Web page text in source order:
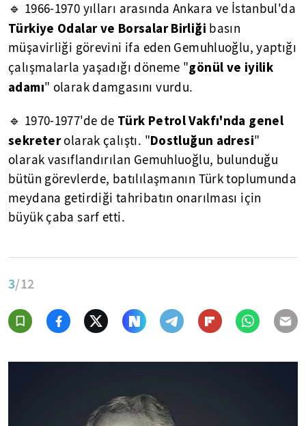
🔹 1966-1970 yılları arasında Ankara ve İstanbul'da
Türkiye Odalar ve Borsalar Birliği basın
müşavirliği görevini ifa eden Gemuhluoğlu, yaptığı
çalışmalarla yaşadığı döneme "gönül ve iyilik
adamı" olarak damgasını vurdu.
🔹 1970-1977'de de Türk Petrol Vakfı'nda genel
sekreterolarak çalıştı. "Dostluğun adresi"
olarak vasıflandırılan Gemuhluoğlu, bulunduğu
bütün görevlerde, batılılaşmanın Türk toplumunda
meydana getirdiği tahribatın onarılması için
büyük çaba sarf etti.
3/12